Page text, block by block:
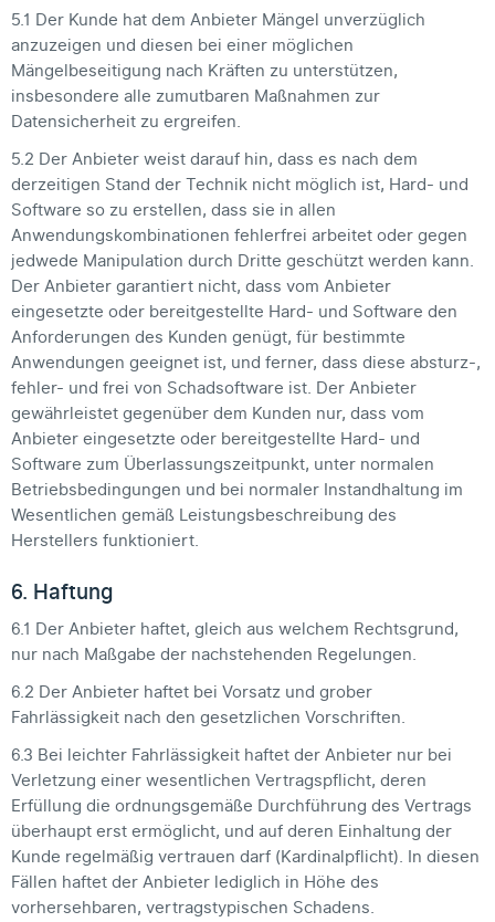
5.1 Der Kunde hat dem Anbieter Mängel unverzüglich
anzuzeigen und diesen bei einer möglichen
Mängelbeseitigung nach Kräften zu unterstützen,
insbesondere alle zumutbaren Maßnahmen zur
Datensicherheit zu ergreifen.
5.2 Der Anbieter weist darauf hin, dass es nach dem
derzeitigen Stand der Technik nicht möglich ist, Hard- und
Software so zu erstellen, dass sie in allen
Anwendungskombinationen fehlerfrei arbeitet oder gegen
jedwede Manipulation durch Dritte geschützt werden kann.
Der Anbieter garantiert nicht, dass vom Anbieter
eingesetzte oder bereitgestellte Hard- und Software den
Anforderungen des Kunden genügt, für bestimmte
Anwendungen geeignet ist, und ferner, dass diese absturz-,
fehler- und frei von Schadsoftware ist. Der Anbieter
gewährleistet gegenüber dem Kunden nur, dass vom
Anbieter eingesetzte oder bereitgestellte Hard- und
Software zum Überlassungszeitpunkt, unter normalen
Betriebsbedingungen und bei normaler Instandhaltung im
Wesentlichen gemäß Leistungsbeschreibung des
Herstellers funktioniert.
6. Haftung
6.1 Der Anbieter haftet, gleich aus welchem Rechtsgrund,
nur nach Maßgabe der nachstehenden Regelungen.
6.2 Der Anbieter haftet bei Vorsatz und grober
Fahrlässigkeit nach den gesetzlichen Vorschriften.
6.3 Bei leichter Fahrlässigkeit haftet der Anbieter nur bei
Verletzung einer wesentlichen Vertragspflicht, deren
Erfüllung die ordnungsgemäße Durchführung des Vertrags
überhaupt erst ermöglicht, und auf deren Einhaltung der
Kunde regelmäßig vertrauen darf (Kardinalpflicht). In diesen
Fällen haftet der Anbieter lediglich in Höhe des
vorhersehbaren, vertragstypischen Schadens.